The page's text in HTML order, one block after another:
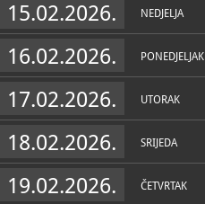
15.02.2026. NEDJELJA
16.02.2026. PONEDJELJAK
17.02.2026. UTORAK
18.02.2026. SRIJEDA
19.02.2026. ČETVRTAK